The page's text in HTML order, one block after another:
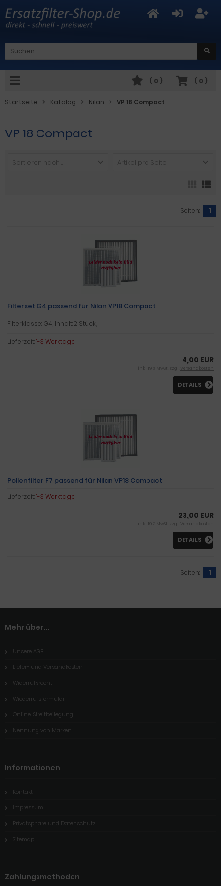
( 0 )
( 0 )
Startseite Katalog Nilan VP 18 Compact
VP 18 Compact
Sortieren nach ... Artikel pro Seite
Seiten: 1
Filterset G4 passend für Nilan VP18 Compact
Filterklasse: G4, Inhalt: 2 Stück,
Lieferzeit:1-3 Werktage
4,00 EUR
inkl. 19 % MwSt. zzgl. Versandkosten
DETAILS
Pollenfilter F7 passend für Nilan VP18 Compact
Lieferzeit:1-3 Werktage
23,00 EUR
inkl. 19 % MwSt. zzgl. Versandkosten
DETAILS
Seiten: 1
Mehr über...
Unsere AGB
Liefer- und Versandkosten
Widerrufsrecht
Wiederrufsformular
Online-Streitbeilegung
Nennung von Marken
Informationen
Kontakt
Impressum
Privatsphäre und Datenschutz
Sitemap
Zahlungsmethoden